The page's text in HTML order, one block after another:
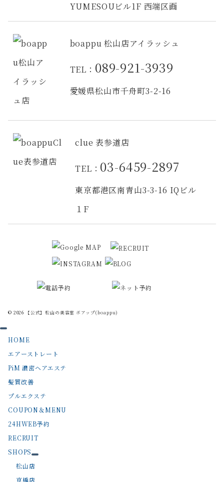
YUMESOUビル1F 西端区画
boappu 松山店アイラッシュ
TEL： 089-921-3939
愛媛県松山市千舟町3-2-16
clue 表参道店
TEL： 03-6459-2897
東京都港区南青山3-3-16 IQビル
１F
© 2026 【公式】松山の美容室 ボアップ(boappu)
HOME
エアーストレート
PiM 濃密ヘアエステ
髪質改善
プルエクステ
COUPON＆MENU
24HWEB予約
RECRUIT
SHOPS
松山店
京橋店